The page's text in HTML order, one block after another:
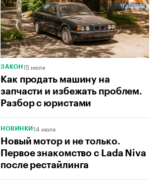
ЗАКОН 15 июля
Как продать машину на
запчасти и избежать проблем.
Разбор с юристами
НОВИНКИ 14 июля
Новый мотор и не только.
Первое знакомство с Lada Niva
после рестайлинга